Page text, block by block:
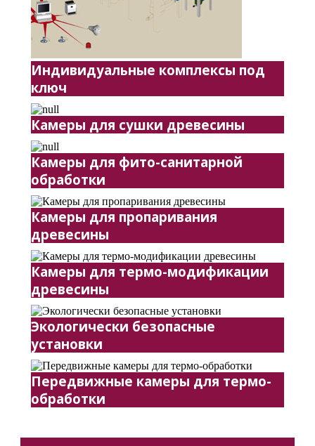
Индивидуальные комплексы под
ключ
Камеры для сушки древесины
Камеры для фито-санитарной
обработки
Камеры для пропаривания
древесины
Камеры для термо-модификации
древесины
Экологически безопасные
установки
Передвижные камеры для термо-
обработки